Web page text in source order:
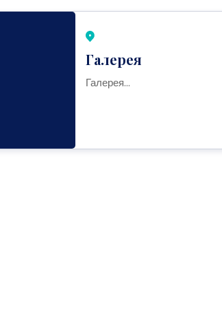
Галерея
Галерея...